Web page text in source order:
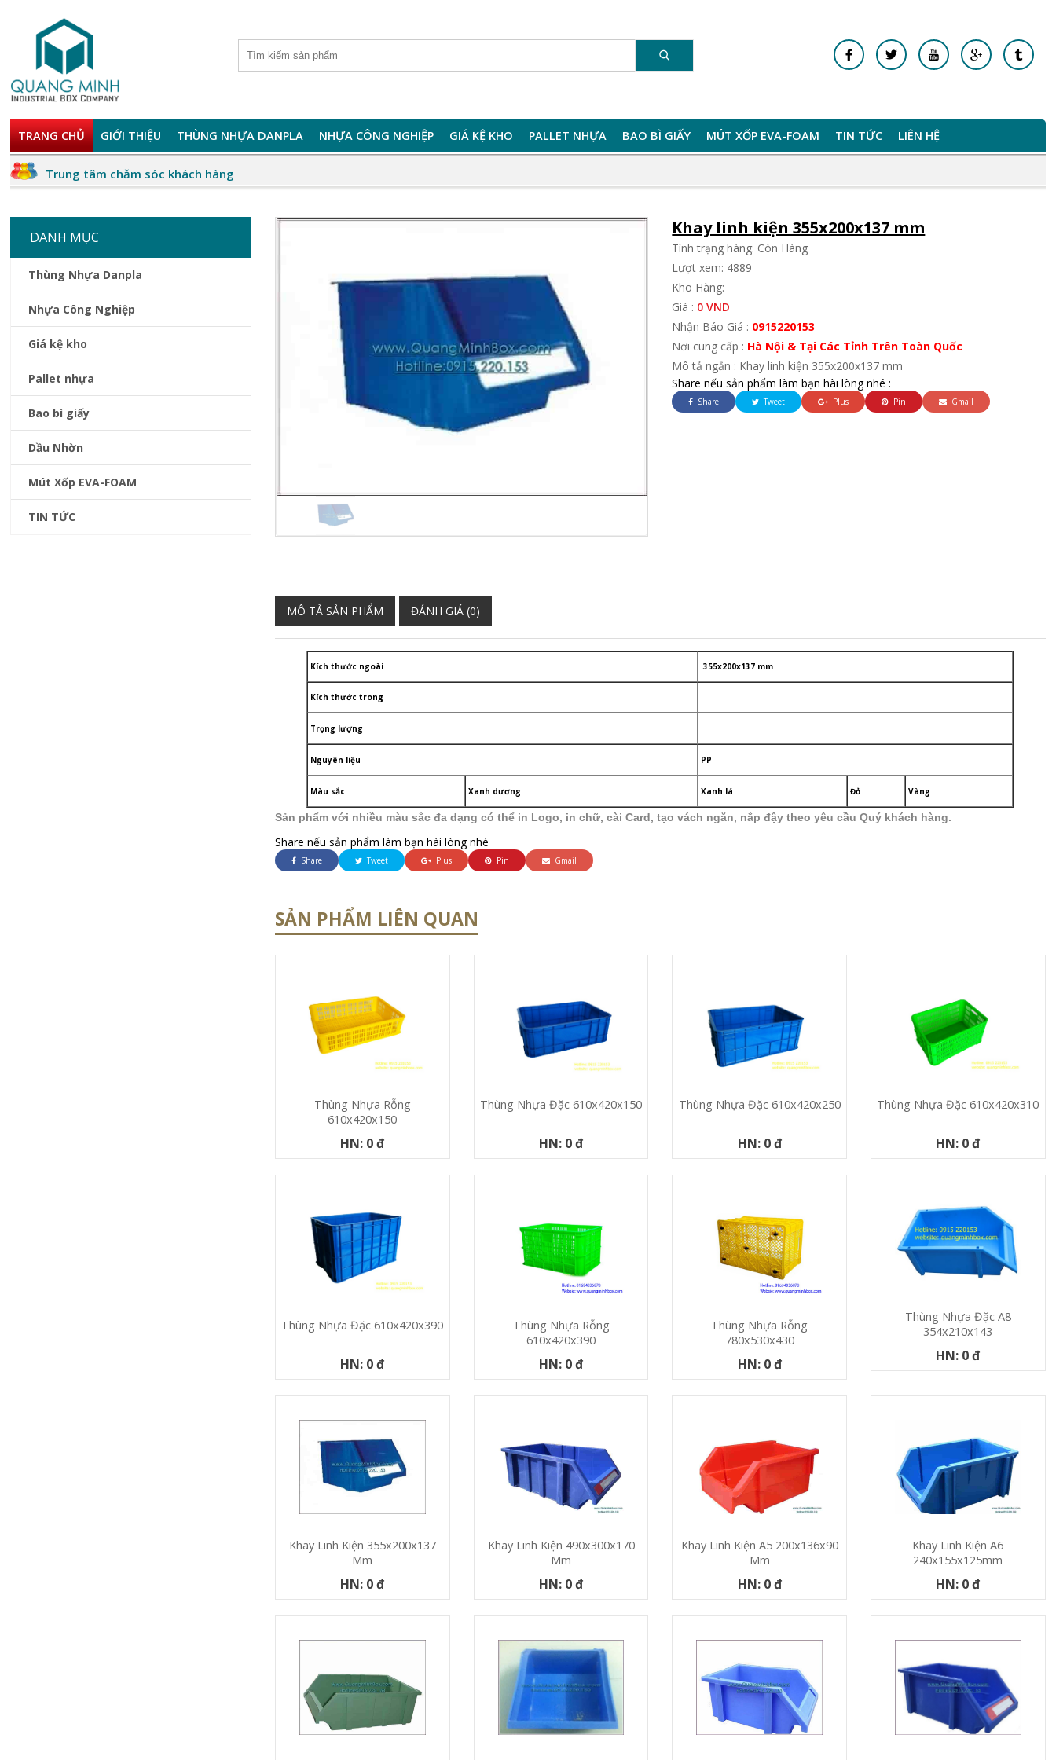
TRANG CHỦ GIỚI THIỆU THÙNG NHỰA DANPLA NHỰA CÔNG NGHIỆP GIÁ KỆ KHO PALLET NHỰA BAO BÌ GIẤY MÚT XỐP EVA-FOAM TIN TỨC LIÊN HỆ
Trung tâm chăm sóc khách hàng
DANH MỤC
Thùng Nhựa Danpla
Nhựa Công Nghiệp
Giá kệ kho
Pallet nhựa
Bao bì giấy
Dầu Nhờn
Mút Xốp EVA-FOAM
TIN TỨC
Khay linh kiện 355x200x137 mm
Tình trạng hàng: Còn Hàng
Lượt xem: 4889
Kho Hàng:
Giá : 0 VND
Nhận Báo Giá : 0915220153
Nơi cung cấp : Hà Nội & Tại Các Tỉnh Trên Toàn Quốc
Mô tả ngắn : Khay linh kiện 355x200x137 mm
Share nếu sản phẩm làm bạn hài lòng nhé :
Share Tweet Plus Pin Gmail
MÔ TẢ SẢN PHẨM ĐÁNH GIÁ (0)
Kích thước ngoài 355x200x137 mm
Kích thước trong
Trọng lượng
Nguyên liệu PP
Màu sắc Xanh dương Xanh lá Đỏ Vàng
Sản phẩm với nhiều màu sắc đa dạng có thể in Logo, in chữ, cài Card, tạo vách ngăn, nắp đậy theo yêu cầu Quý khách hàng.
Share nếu sản phẩm làm bạn hài lòng nhé
Share Tweet Plus Pin Gmail
SẢN PHẨM LIÊN QUAN
Thùng Nhựa Rỗng
610x420x150
HN: 0 đ
Thùng Nhựa Đặc 610x420x150
HN: 0 đ
Thùng Nhựa Đặc 610x420x250
HN: 0 đ
Thùng Nhựa Đặc 610x420x310
HN: 0 đ
Thùng Nhựa Đặc 610x420x390
HN: 0 đ
Thùng Nhựa Rỗng
610x420x390
HN: 0 đ
Thùng Nhựa Rỗng
780x530x430
HN: 0 đ
Thùng Nhựa Đặc A8
354x210x143
HN: 0 đ
Khay Linh Kiện 355x200x137
Mm
HN: 0 đ
Khay Linh Kiện 490x300x170
Mm
HN: 0 đ
Khay Linh Kiện A5 200x136x90
Mm
HN: 0 đ
Khay Linh Kiện A6
240x155x125mm
HN: 0 đ